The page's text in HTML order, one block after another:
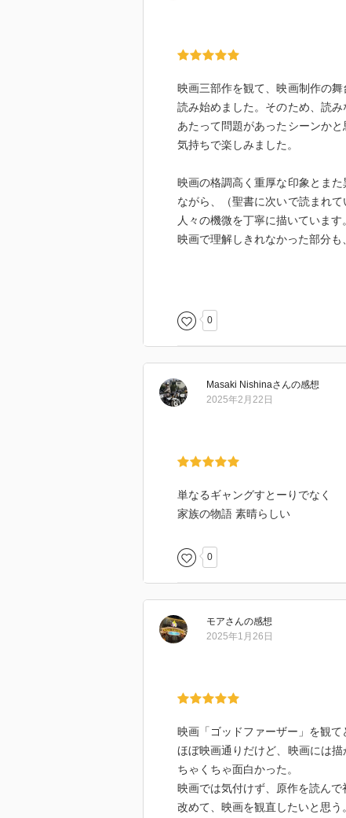
映画三部作を観て、映画制作の
読み始めました。そのため、読
あたって問題があったシーンか
気持ちで楽しみました。
映画の格調高く重厚な印象とま
ながら、（聖書に次いで読まれ
人々の機微を丁寧に描いています。
映画で理解しきれなかった部分も
い、国も法律も守ってくれない
道を歩むファミリーたち。
ドン・コルレオーネは彼らの希
0
Masaki Nishinaさんの感想
2025年2月22日
単なるギャングすとーりでなく
家族の物語 素晴らしい
0
モアさんの感想
2025年1月26日
映画「ゴッドファーザー」を観て
ほぼ映画通りだけど、映画には
ちゃくちゃ面白かった。
映画では気付けず、原作を読んで
改めて、映画を観直したいと思う。